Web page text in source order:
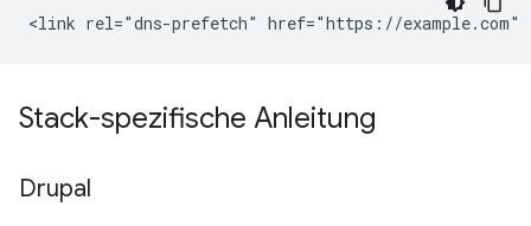
Stack-spezifische Anleitung
Drupal